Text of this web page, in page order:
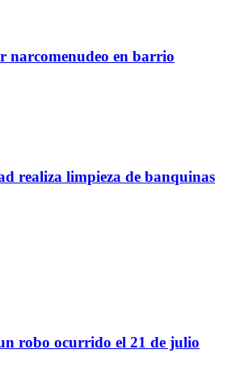
realiza limpieza de banquinas
narcomenudeo en barrio
robo ocurrido el 21 de julio